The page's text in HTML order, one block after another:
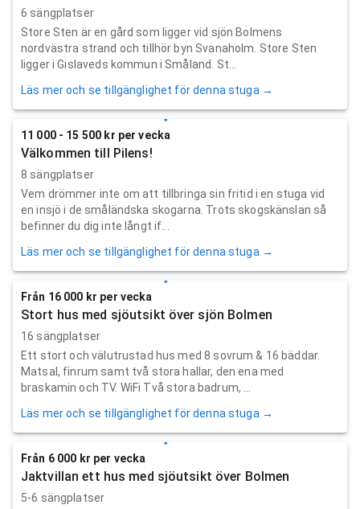
6 sängplatser
Store Sten är en gård som ligger vid sjön Bolmens
nordvästra strand och tillhör byn Svanaholm. Store Sten
ligger i Gislaveds kommun i Småland. St...
Läs mer och se tillgänglighet för denna stuga →
11 000 - 15 500 kr per vecka
Välkommen till Pilens!
8 sängplatser
Vem drömmer inte om att tillbringa sin fritid i en stuga vid
en insjö i de småländska skogarna. Trots skogskänslan så
befinner du dig inte långt if...
Läs mer och se tillgänglighet för denna stuga →
Från 16 000 kr per vecka
Stort hus med sjöutsikt över sjön Bolmen
16 sängplatser
Ett stort och välutrustad hus med 8 sovrum & 16 bäddar.
Matsal, finrum samt två stora hallar, den ena med
braskamin och TV. WiFi Två stora badrum, ...
Läs mer och se tillgänglighet för denna stuga →
Från 6 000 kr per vecka
Jaktvillan ett hus med sjöutsikt över Bolmen
5-6 sängplatser